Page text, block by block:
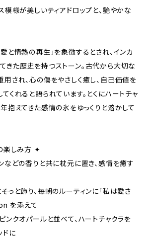
模様が美しいティアドロップと、艶やかな
と情熱の再生」を象徴するとされ、インカ
きた歴史を持つストーン。古代から大切な
用され、心の傷をやさしく癒し、自己価値を
くれると語られています。とくにハートチャ
抱えてきた感情の氷をゆっくりと溶かして
楽しみ方 ✦
などの香りと共に枕元に置き、感情を癒す
と飾り、毎朝のルーティンに「私は愛さ
を添えて
クオパールと並べて、ハートチャクラを
ドに